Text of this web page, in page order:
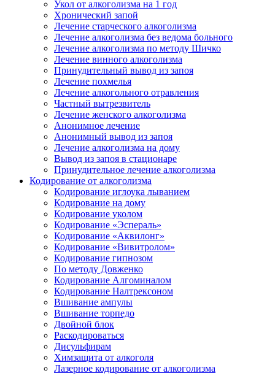
Укол от алкоголизма на 1 год
Хронический запой
Лечение старческого алкоголизма
Лечение алкоголизма без ведома больного
Лечение алкоголизма по методу Шичко
Лечение винного алкоголизма
Принудительный вывод из запоя
Лечение похмелья
Лечение алкогольного отравления
Частный вытрезвитель
Лечение женского алкоголизма
Анонимное лечение
Анонимный вывод из запоя
Лечение алкоголизма на дому
Вывод из запоя в стационаре
Принудительное лечение алкоголизма
Кодирование от алкоголизма
Кодирование иглоука лыванием
Кодирование на дому
Кодирование уколом
Кодирование «Эспераль»
Кодирование «Аквилонг»
Кодирование «Вивитролом»
Кодирование гипнозом
По методу Довженко
Кодирование Алгоминалом
Кодирование Налтрексоном
Вшивание ампулы
Вшивание торпедо
Двойной блок
Раскодироваться
Дисульфирам
Химзащита от алкоголя
Лазерное кодирование от алкоголизма